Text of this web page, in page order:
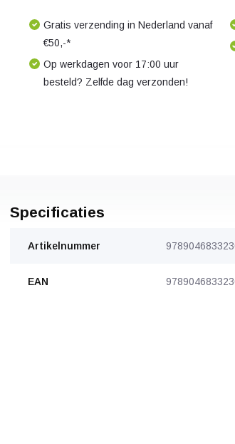
Gratis verzending in Nederland vanaf
€50,-*
Op werkdagen voor 17:00 uur
besteld? Zelfde dag verzonden!
Specificaties
Artikelnummer
EAN